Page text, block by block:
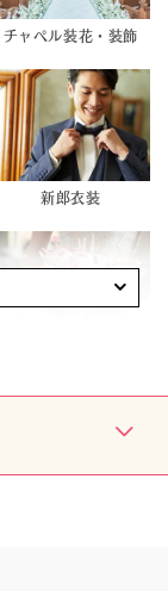
チャペル装花・装飾
新郎衣装